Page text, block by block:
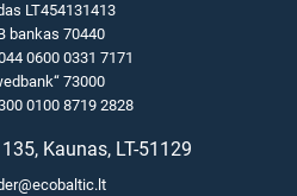
LT454131413
bankas 70440
0600 0331 7171
73000
0100 8719 2828
Kaunas, LT-51129